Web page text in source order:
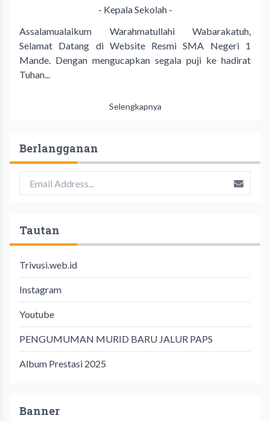
- Kepala Sekolah -
Assalamualaikum Warahmatullahi Wabarakatuh,
Selamat Datang di Website Resmi SMA Negeri 1
Mande. Dengan mengucapkan segala puji ke hadirat
Tuhan...
Selengkapnya
Berlangganan
Tautan
Trivusi.web.id
Instagram
Youtube
PENGUMUMAN MURID BARU JALUR PAPS
Album Prestasi 2025
Banner